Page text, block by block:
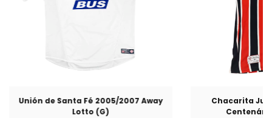
Unión de Santa Fé 2005/2007 Away
Lotto (G)
Chacarita